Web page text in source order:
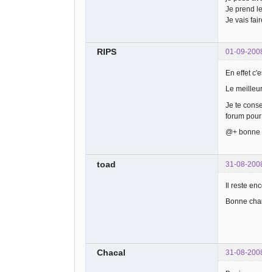
Je prend
Je vais
RIPS 01-09-
En effet
Le
Je te
forum
@+
toad 31-08-
Il reste
Bonne
Chacal 31-08-